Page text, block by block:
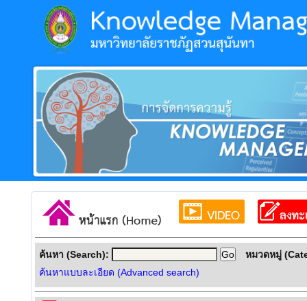
ค้นหา (Search):
ค้นหาแบบละเอียด (Advanced search)
หมวดหมู่